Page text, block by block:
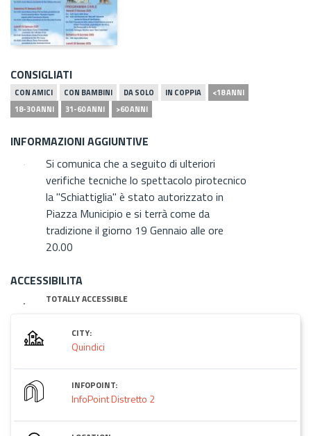
CONSIGLIATI
CON AMICI CON BAMBINI DA SOLO IN COPPIA
<18 ANNI
18-30 ANNI
31-60 ANNI >60 ANNI
INFORMAZIONI AGGIUNTIVE
Si comunica che a seguito di ulteriori
verifiche tecniche lo spettacolo pirotecnico
la "Schiattiglia" è stato autorizzato in
Piazza Municipio e si terrà come da
tradizione il giorno 19 Gennaio alle ore
20.00
ACCESSIBILITA
TOTALLY ACCESSIBLE
CITY:
Quindici
INFOPOINT:
InfoPoint Distretto 2